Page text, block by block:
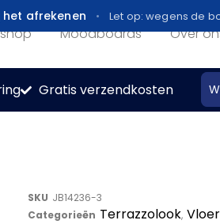
afrekenen Let op: wegens de
Moodboards Over
Gratis verzendkosten
SKU JB14236-3
Categorieën Terrazzolook,